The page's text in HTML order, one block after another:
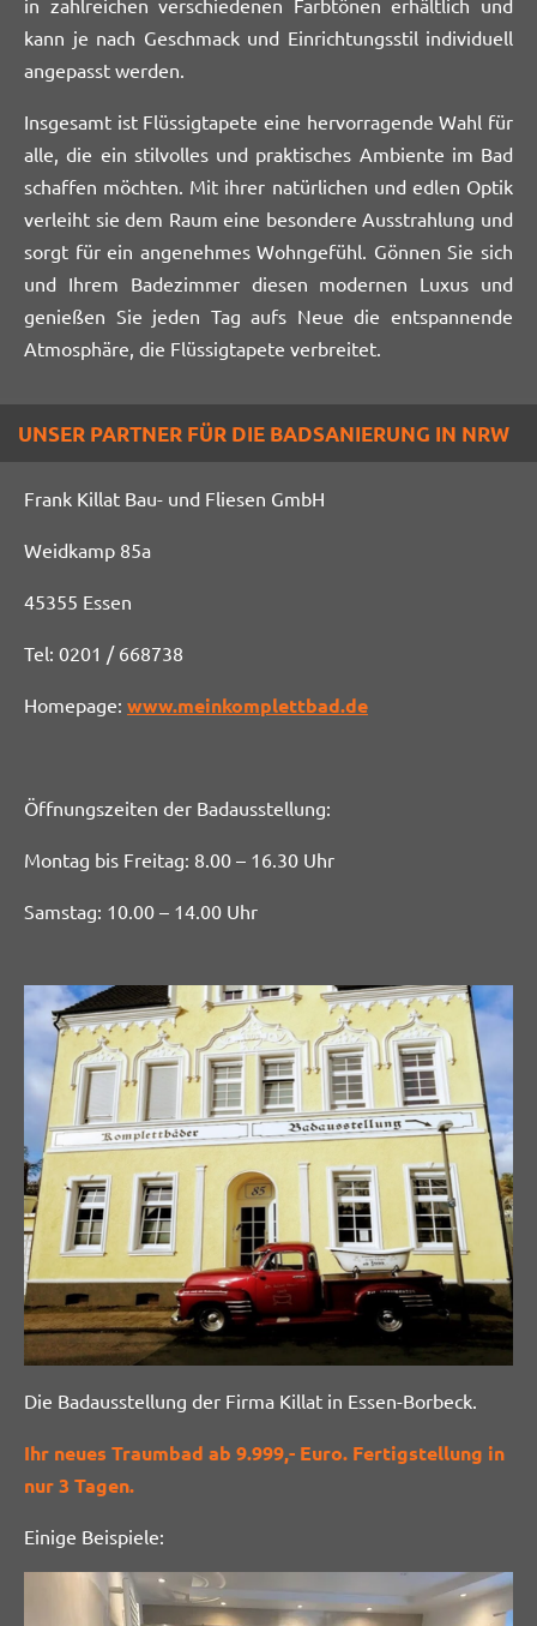
in zahlreichen verschiedenen Farbtönen erhältlich und
kann je nach Geschmack und Einrichtungsstil individuell
angepasst werden.
Insgesamt ist Flüssigtapete eine hervorragende Wahl für
alle, die ein stilvolles und praktisches Ambiente im Bad
schaffen möchten. Mit ihrer natürlichen und edlen Optik
verleiht sie dem Raum eine besondere Ausstrahlung und
sorgt für ein angenehmes Wohngefühl. Gönnen Sie sich
und Ihrem Badezimmer diesen modernen Luxus und
genießen Sie jeden Tag aufs Neue die entspannende
Atmosphäre, die Flüssigtapete verbreitet.
UNSER PARTNER FÜR DIE BADSANIERUNG IN NRW
Frank Killat Bau- und Fliesen GmbH
Weidkamp 85a
45355 Essen
Tel: 0201 / 668738
Homepage: www.meinkomplettbad.de
Öffnungszeiten der Badausstellung:
Montag bis Freitag: 8.00 – 16.30 Uhr
Samstag: 10.00 – 14.00 Uhr
Die Badausstellung der Firma Killat in Essen-Borbeck.
Ihr neues Traumbad ab 9.999,- Euro. Fertigstellung in
nur 3 Tagen.
Einige Beispiele: